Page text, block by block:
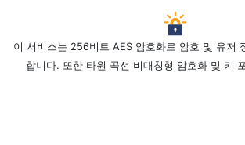
이 서비스는 256비트 AES 암호화로 암호 및 유저
합니다. 또한 타원 곡선 비대칭형 암호화 및 키